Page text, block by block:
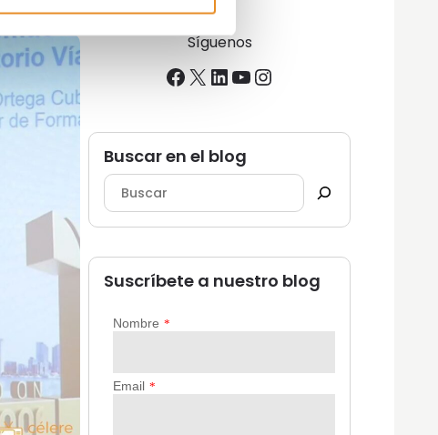
Síguenos
Facebook
X LinkedIn
YouTube
Instagram
Buscar en el blog
Suscríbete a nuestro blog